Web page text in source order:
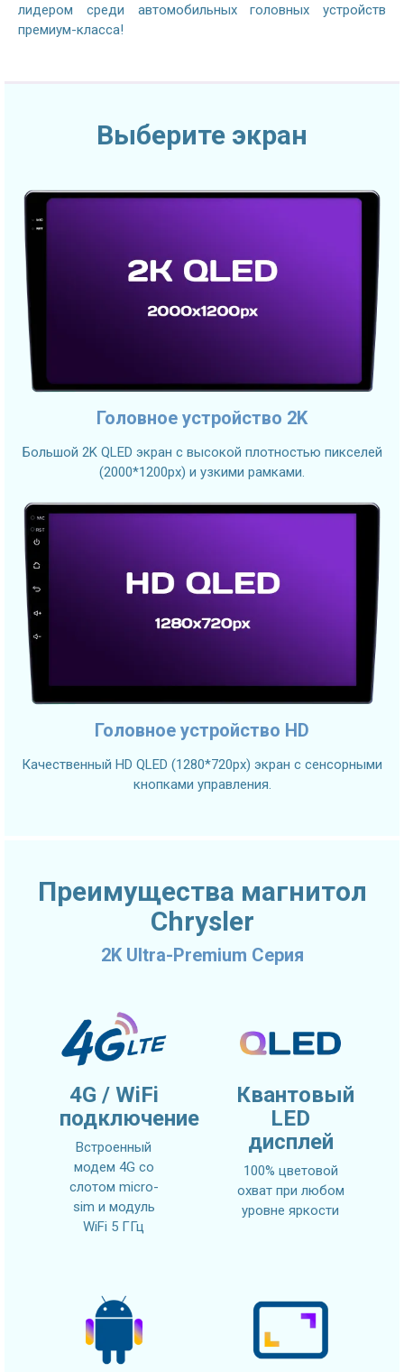
лидером среди автомобильных головных устройств
премиум-класса!
Выберите экран
Головное устройство 2K
Большой 2K QLED экран с высокой плотностью пикселей
(2000*1200px) и узкими рамками.
Головное устройство HD
Качественный HD QLED (1280*720px) экран с сенсорными
кнопками управления.
Преимущества магнитол
Chrysler
2K Ultra-Premium Серия
4G / WiFi
подключение
Встроенный
модем 4G со
слотом micro-
sim и модуль
WiFi 5 ГГц
Квантовый
LED
дисплей
100% цветовой
охват при любом
уровне яркости